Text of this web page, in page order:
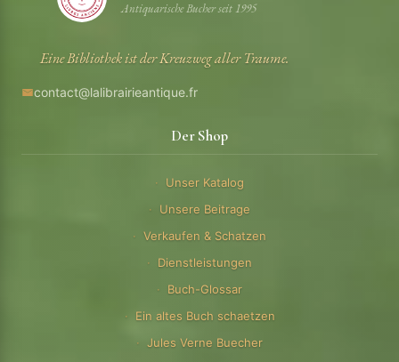
Antiquarische Bucher seit 1995
Eine Bibliothek ist der Kreuzweg aller Traume.
contact@lalibrairieantique.fr
Der Shop
Unser Katalog
Unsere Beitrage
Verkaufen & Schatzen
Dienstleistungen
Buch-Glossar
Ein altes Buch schaetzen
Jules Verne Buecher